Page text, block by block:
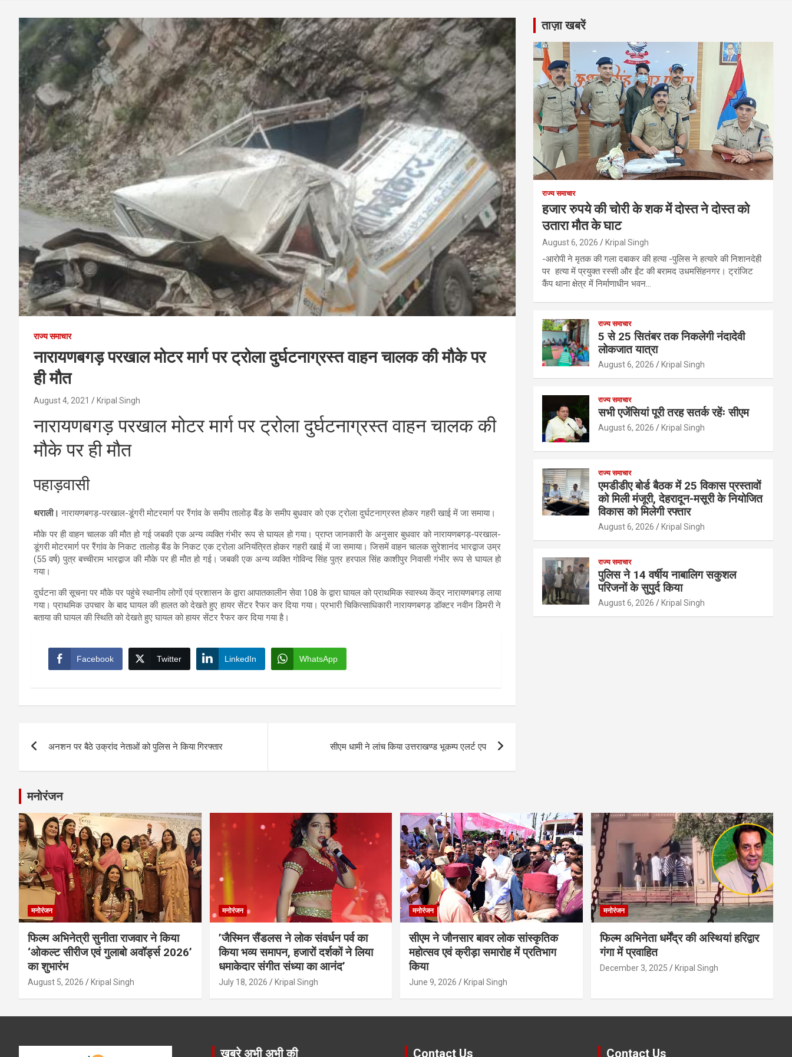
राज्य समाचार
नारायणबगड़ परखाल मोटर मार्ग पर ट्रोला दुर्घटनाग्रस्त वाहन चालक की मौके पर
ही मौत
August 4, 2021 Kripal Singh
नारायणबगड़ परखाल मोटर मार्ग पर ट्रोला दुर्घटनाग्रस्त वाहन चालक की
मौके पर ही मौत
पहाड़वासी
थराली। नारायणबगड़-परखाल-डूंगरी मोटरमार्ग पर रैंगांव के समीप तालोड़ बैंड के समीपबुधवारको एक ट्रोला दुर्घटनाग्रस्त होकर गहरी खाई में जा समाया।
मौके पर ही वाहन चालक की मौत हो गई जबकी एक अन्य व्यक्ति गंभीर रूप से घायल हो गया। प्राप्त जानकारी के अनुसारबुधवारको नारायणबगड़-परखाल-
डूंगरी मोटरमार्ग पर रैंगांव के निकट तालोड़ बैंड के निकट एक ट्रोला अनियंत्रित होकर गहरी खाई में जा समाया। जिसमें वाहन चालक सुरेशानंद भारद्वाज उम्र
(55 वर्ष) पुत्र बच्चीराम भारद्वाज की मौके पर ही मौत हो गई। जबकी एक अन्य व्यक्ति गोविन्द सिंह पुत्र हरपाल सिंह काशीपुर निवासी गंभीर रूप से घायल हो
गया।
दुर्घटना की सूचना पर मौके पर पहुंचे स्थानीय लोगों एवं प्रशासन के द्वारा आपातकालीन सेवा 108 के द्वारा घायल को प्राथमिक स्वास्थ्य केंद्र नारायणबगड़ लाया
गया। प्राथमिक उपचार के बाद घायल की हालत को देखते हुए हायर सेंटर रैफर कर दिया गया। प्रभारी चिकित्साधिकारी नारायणबगड़ डॉक्टर नवीन डिमरी ने
बताया की घायल की स्थिति को देखते हुए घायल को हायर सेंटर रैफर कर दिया गया है।
Facebook Twitter LinkedIn WhatsApp
navigation
अनशन पर बैठे उक्रांद नेताओं को पुलिस ने किया गिरफ्तार सीएम धामी ने लांच किया उत्तराखण्ड भूकम्प एलर्ट एप
ताज़ा खबरें
राज्य समाचार
हजार रुपये की चोरी के शक में दोस्त ने दोस्त को
उतारा मौत के घाट
August 6, 2026 Kripal Singh
-आरोपी ने मृतक की गला दबाकर की हत्या -पुलिस ने हत्यारे की निशानदेही
पर हत्या में प्रयुक्त रस्सी और ईंट की बरामद उधमसिंहनगर। ट्रांजिट
कैंप थाना क्षेत्र में निर्माणाधीन भवन…
राज्य समाचार
5 से 25 सितंबर तक निकलेगी नंदादेवी
लोकजात यात्रा
August 6, 2026 Kripal Singh
राज्य समाचार
सभी एजेंसियां पूरी तरह सतर्क रहेंः सीएम
August 6, 2026 Kripal Singh
राज्य समाचार
एमडीडीए बोर्ड बैठक में 25 विकास प्रस्तावों
को मिली मंजूरी, देहरादून-मसूरी के नियोजित
विकास को मिलेगी रफ्तार
August 6, 2026 Kripal Singh
राज्य समाचार
पुलिस ने 14 वर्षीय नाबालिग सकुशल
परिजनों के सुपुर्द किया
August 6, 2026 Kripal Singh
मनोरंजन
मनोरंजन
फिल्म अभिनेत्री सुनीता राजवार ने किया
‘ओकल्ट सीरीज एवं गुलाबो अवॉर्ड्स 2026’
का शुभारंभ
August 5, 2026 Kripal Singh
मनोरंजन
’जैस्मिन सैंडलस ने लोक संवर्धन पर्व का
किया भव्य समापन, हजारों दर्शकों ने लिया
धमाकेदार संगीत संध्या का आनंद’
July 18, 2026 Kripal Singh
मनोरंजन
सीएम ने जौनसार बावर लोक सांस्कृतिक
महोत्सव एवं क्रीड़ा समारोह में प्रतिभाग
किया
June 9, 2026 Kripal Singh
मनोरंजन
फिल्म अभिनेता धर्मेंद्र की अस्थियां हरिद्वार
गंगा में प्रवाहित
December 3, 2025 Kripal Singh
खबरे अभी अभी की Contact Us Contact Us